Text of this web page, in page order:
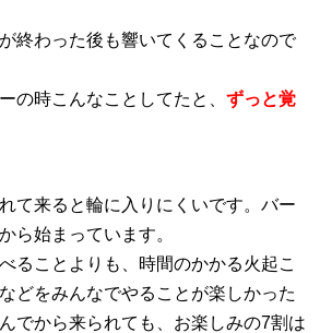
終わった後も響いてくることなので
の時こんなことしてたと、 ずっと覚
て来ると輪に入りにくいです。バー
ら始まっています。
ることよりも、時間のかかる火起こ
どをみんなでやることが楽しかった
でから来られても、お楽しみの7割は